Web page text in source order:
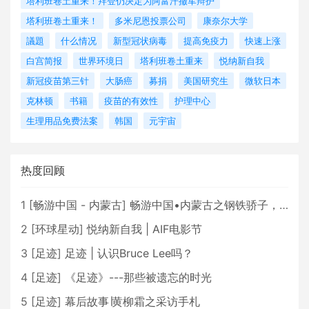
塔利班卷土重来！
多米尼恩投票公司
康奈尔大学
議題
什么情况 新型冠状病毒 提高免疫力
快速上涨
白宫简报
世界环境日 塔利班卷土重来
悦纳新自我
新冠疫苗第三针
大肠癌 募捐 美国研究生
微软日本
克林顿
书籍 疫苗的有效性
护理中心
生理用品免费法案
韩国 元宇宙
热度回顾
1 [畅游中国 - 内蒙古] 畅游中国•内蒙古之钢铁骄子，魅力包头
2 [环球星动] 悦纳新自我 | AIF电影节
3 [足迹] 足迹 | 认识Bruce Lee吗？
4 [足迹]
《足迹》---那些被遗忘的时光
5 [足迹] 幕后故事∣黄柳霜之采访手札